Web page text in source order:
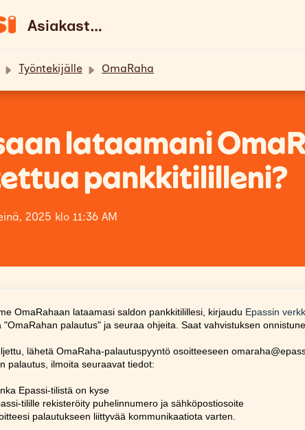
Asiakastuki & UKK
Työntekijälle OmaRaha
lataamani
pankkitililleni?
2025 klo 11:36 AM
OmaRahaan lataamasi saldon pankkitilillesi, kirjaudu Epassin
palautus" ja seuraa ohjeita. Saat vahvistuksen
lähetä OmaRaha-palautuspyyntö osoitteeseen
palautus, ilmoita seuraavat tiedot:
Epassi-tilistä on kyse
tilille rekisteröity puhelinnumero ja sähköpostiosoite
palautukseen liittyvää kommunikaatiota varten.